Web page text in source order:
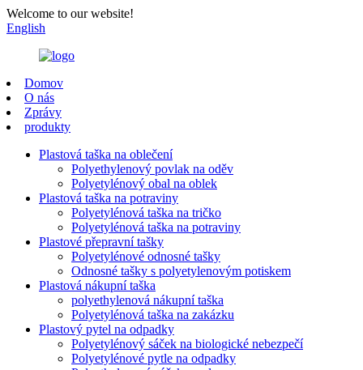
Welcome to our website!
English
Domov
O nás
Zprávy
produkty
Plastová taška na oblečení
Polyethylenový povlak na oděv
Polyetylénový obal na oblek
Plastová taška na potraviny
Polyetylénová taška na tričko
Polyetylénová taška na potraviny
Plastové přepravní tašky
Polyetylénové odnosné tašky
Odnosné tašky s polyetylenovým potiskem
Plastová nákupní taška
polyethylenová nákupní taška
Polyetylénová taška na zakázku
Plastový pytel na odpadky
Polyetylénový sáček na biologické nebezpečí
Polyetylénové pytle na odpadky